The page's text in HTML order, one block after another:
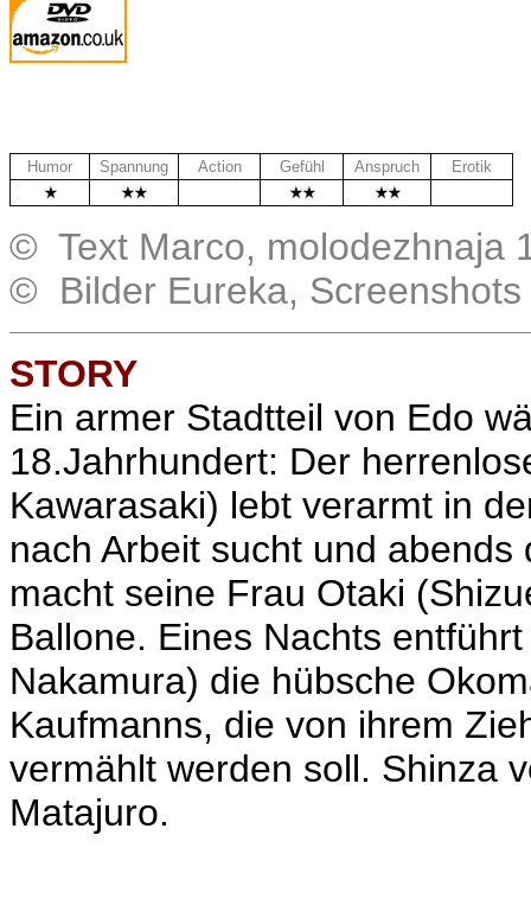
Humor Spannung Action Gefühl Anspruch
Erotik
© Text Marco, molodezhnaja
© Bilder Eureka, Screenshots
STORY
Ein armer Stadtteil von Edo
18.Jahrhundert: Der
Kawarasaki) lebt verarmt in
nach Arbeit sucht und abends
macht seine Frau Otaki
Ballone. Eines Nachts
Nakamura) die hübsche
Kaufmanns, die von ihrem
vermählt werden soll. Shinza
Matajuro.